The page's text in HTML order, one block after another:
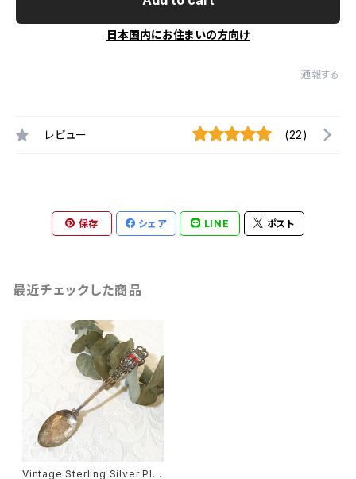
日本国内にお住まいの方向け
通報する
レビュー (22)
保存 シェア LINE ポスト
最近チェックした商品
Vintage Sterling Silver Plat